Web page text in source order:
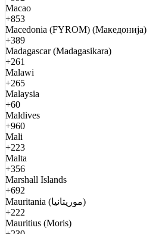
Macao
+853
Macedonia (FYROM) (Македонија)
+389
Madagascar (Madagasikara)
+261
Malawi
+265
Malaysia
+60
Maldives
+960
Mali
+223
Malta
+356
Marshall Islands
+692
Mauritania (موريتانيا)
+222
Mauritius (Moris)